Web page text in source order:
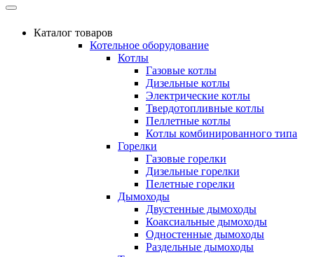
Каталог товаров
Котельное оборудование
Котлы
Газовые котлы
Дизельные котлы
Электрические котлы
Твердотопливные котлы
Пеллетные котлы
Котлы комбинированного типа
Горелки
Газовые горелки
Дизельные горелки
Пелетные горелки
Дымоходы
Двустенные дымоходы
Коаксиальные дымоходы
Одностенные дымоходы
Раздельные дымоходы